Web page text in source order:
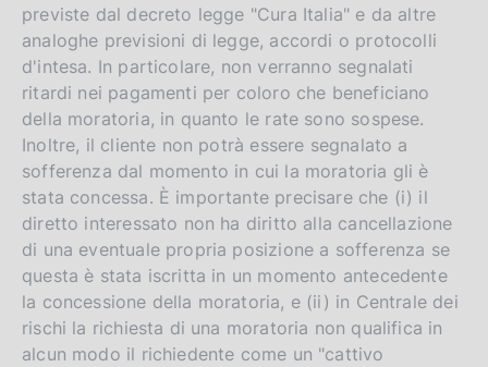
previste dal decreto legge "Cura Italia" e da altre
analoghe previsioni di legge, accordi o protocolli
d'intesa. In particolare, non verranno segnalati
ritardi nei pagamenti per coloro che beneficiano
della moratoria, in quanto le rate sono sospese.
Inoltre, il cliente non potrà essere segnalato a
sofferenza dal momento in cui la moratoria gli è
stata concessa. È importante precisare che (i) il
diretto interessato non ha diritto alla cancellazione
di una eventuale propria posizione a sofferenza se
questa è stata iscritta in un momento antecedente
la concessione della moratoria, e (ii) in Centrale dei
rischi la richiesta di una moratoria non qualifica in
alcun modo il richiedente come un "cattivo